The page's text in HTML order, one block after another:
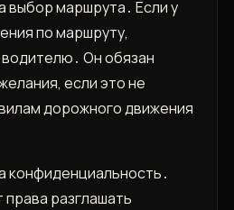
выбор маршрута․ Если у
по маршруту,
Он обязан
если это не
дорожного движения
конфиденциальность․
разглашать